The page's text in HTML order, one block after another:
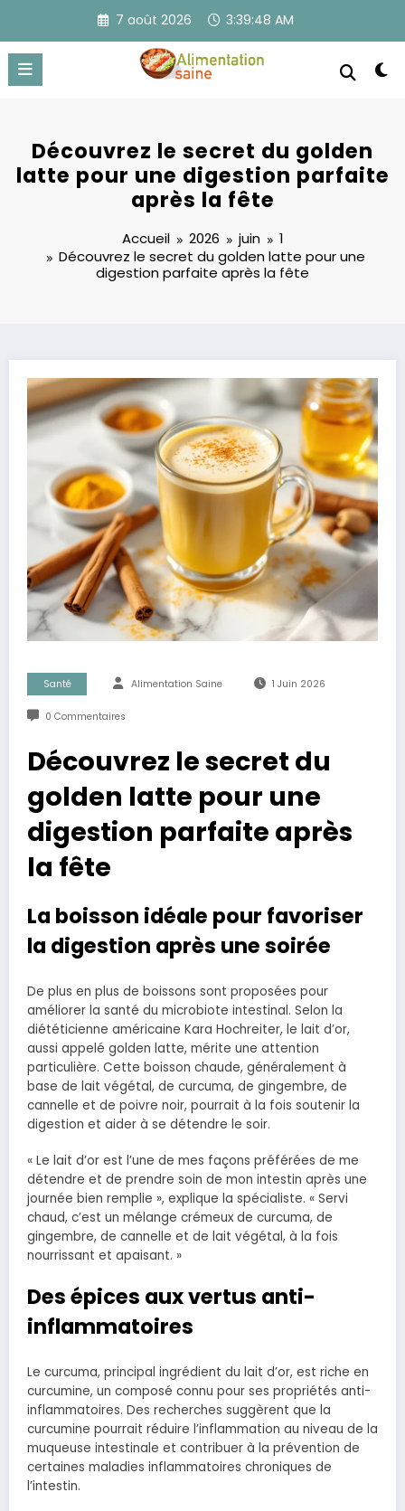
contenu
7 août 2026 3:39:48 AM
Découvrez le secret du golden
latte pour une digestion parfaite
après la fête
Accueil 2026 juin
1
Découvrez le secret du golden latte pour une
digestion parfaite après la fête
Santé Alimentation Saine 1 Juin 2026
0 Commentaires
Découvrez le secret du
golden latte pour une
digestion parfaite après
la fête
La boisson idéale pour favoriser
la digestion après une soirée
De plus en plus de boissons sont proposées pour
améliorer la santé du microbiote intestinal. Selon la
diététicienne américaine Kara Hochreiter, le lait d’or,
aussi appelé golden latte, mérite une attention
particulière. Cette boisson chaude, généralement à
base de lait végétal, de curcuma, de gingembre, de
cannelle et de poivre noir, pourrait à la fois soutenir la
digestion et aider à se détendre le soir.
« Le lait d’or est l’une de mes façons préférées de me
détendre et de prendre soin de mon intestin après une
journée bien remplie », explique la spécialiste. « Servi
chaud, c’est un mélange crémeux de curcuma, de
gingembre, de cannelle et de lait végétal, à la fois
nourrissant et apaisant. »
Des épices aux vertus anti-
inflammatoires
Le curcuma, principal ingrédient du lait d’or, est riche en
curcumine, un composé connu pour ses propriétés anti-
inflammatoires. Des recherches suggèrent que la
curcumine pourrait réduire l’inflammation au niveau de la
muqueuse intestinale et contribuer à la prévention de
certaines maladies inflammatoires chroniques de
l’intestin.